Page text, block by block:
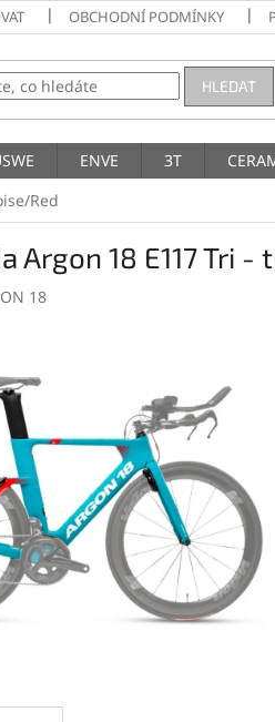
OBCHODNÍ PODMÍNKY
HLEDAT
ENVE 3T
Red
Argon 18 E117 Tri
18